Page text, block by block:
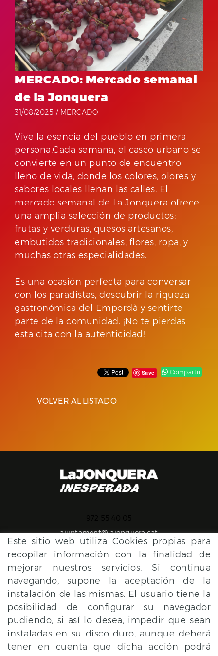
MERCADO: Mercado semanal
de la Jonquera
31/08/2025 / MERCADO
Vive la esencia del pueblo en primera
persona.Cada semana, el casco urbano se
convierte en un punto de encuentro
lleno de vida, donde los colores, olores y
sabores locales llenan las calles. El
mercado semanal de La Jonquera ofrece
una amplia selección de productos:
frutas y verduras, quesos artesanos,
embutidos tradicionales, flores, ropa, y
muchas otras especialidades.
Es una ocasión perfecta para conversar
con los paradistas, descubrir la riqueza
gastronómica del Empordà y sentirte
parte de la comunidad. ¡No te pierdas
esta cita con la autenticidad!
Save Compartir
VOLVER AL LISTADO
ajuntament@lajonquera.cat
con el apoyo de
Este sitio web utiliza Cookies propias para
recopilar información con la finalidad de
mejorar nuestros servicios. Si continua
navegando, supone la aceptación de la
instalación de las mismas. El usuario tiene la
posibilidad de configurar su navegador
pudiendo, si así lo desea, impedir que sean
instaladas en su disco duro, aunque deberá
tener en cuenta que dicha acción podrá